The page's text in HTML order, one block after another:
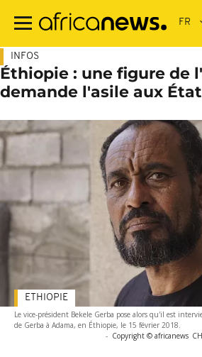
contenu
INFOS
Éthiopie : une figure de
demande l'asile aux
Le vice-président Bekele Gerba pose alors qu'il est
de Gerba à Adama, en Éthiopie, le 15 février 2018.
- Copyright © africanews
ETHIOPIE